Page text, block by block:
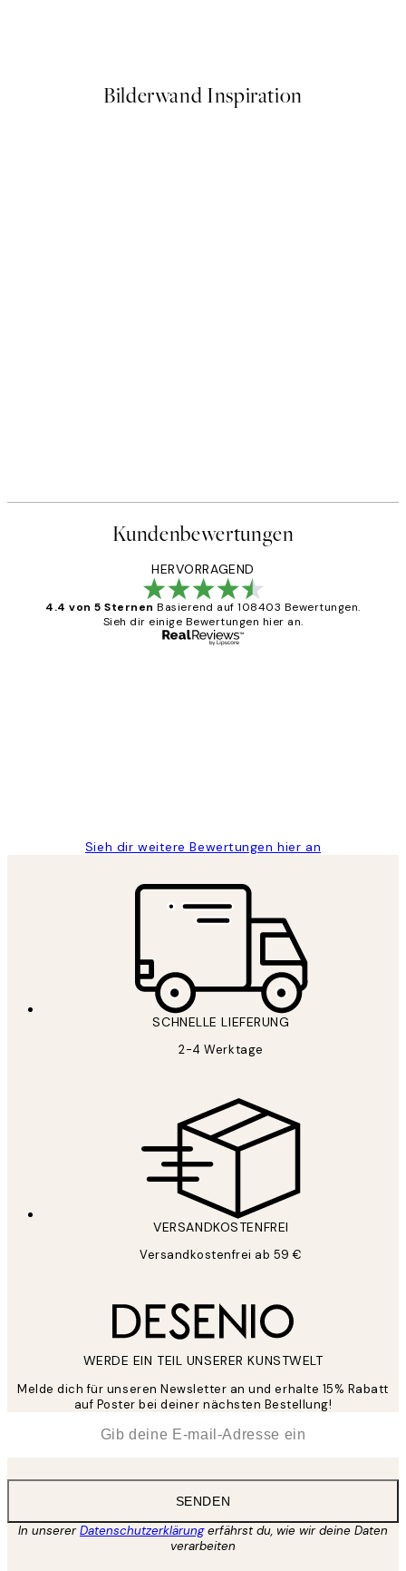
Bilderwand Inspiration
Kundenbewertungen
HERVORRAGEND
4.4 von 5 Sternen Basierend auf 108403 Bewertungen.
Sieh dir einige Bewertungen hier an.
Sieh dir weitere Bewertungen hier an
SCHNELLE LIEFERUNG
2-4 Werktage
VERSANDKOSTENFREI
Versandkostenfrei ab 59 €
WERDE EIN TEIL UNSERER KUNSTWELT
Melde dich für unseren Newsletter an und erhalte 15% Rabatt
auf Poster bei deiner nächsten Bestellung!
SENDEN
In unsererDatenschutzerklärungerfährst du, wie wir deine Daten
verarbeiten